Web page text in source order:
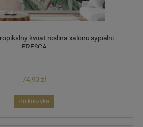
kwiat roślina salonu sypialni
FRESCA
74,90 zł
do koszyka